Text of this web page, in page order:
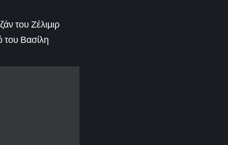
του Ζέλιμιρ
του Βασίλη